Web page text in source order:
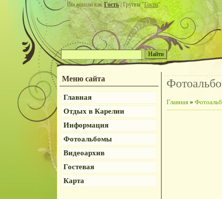
Вы вошли какГость| Группа "Гости"
Меню сайта
Главная
Отдых в Карелии
Информация
Фотоальбомы
Видеоархив
Гостевая
Карта
Главная »